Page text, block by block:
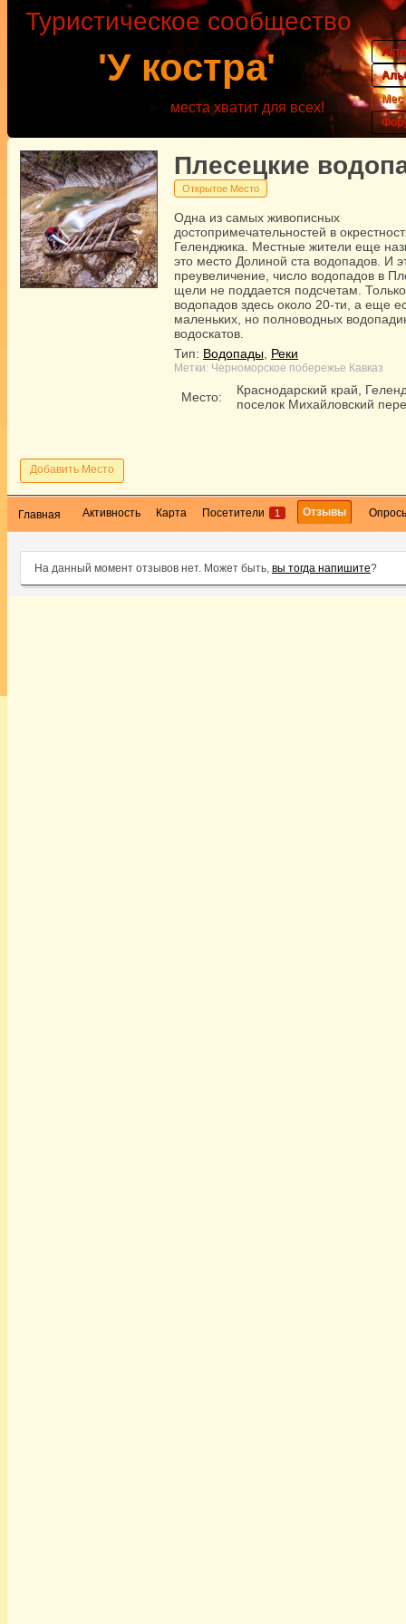
'У костра'
Туристическое сообщество
места хватит для всех!
Плесецкие
Открытое Место
Одна из самых живописных
достопримечательностей в
Геленджика. Местные жители еще
это место Долиной ста водопадов. И
преувеличение, число водопадов в
щели не поддается подсчетам.
водопадов здесь около 20-ти, а еще
маленьких, но полноводных
водоскатов.
Тип: Водопады Реки
Метки: Черноморское побережье Кавказ
Место:
Краснодарский край,
поселок Михайловский
Добавить Место
Главная Активность Карта Посетители 1 Отзывы
На данный момент отзывов нет. Может быть, вы тогда напишите?